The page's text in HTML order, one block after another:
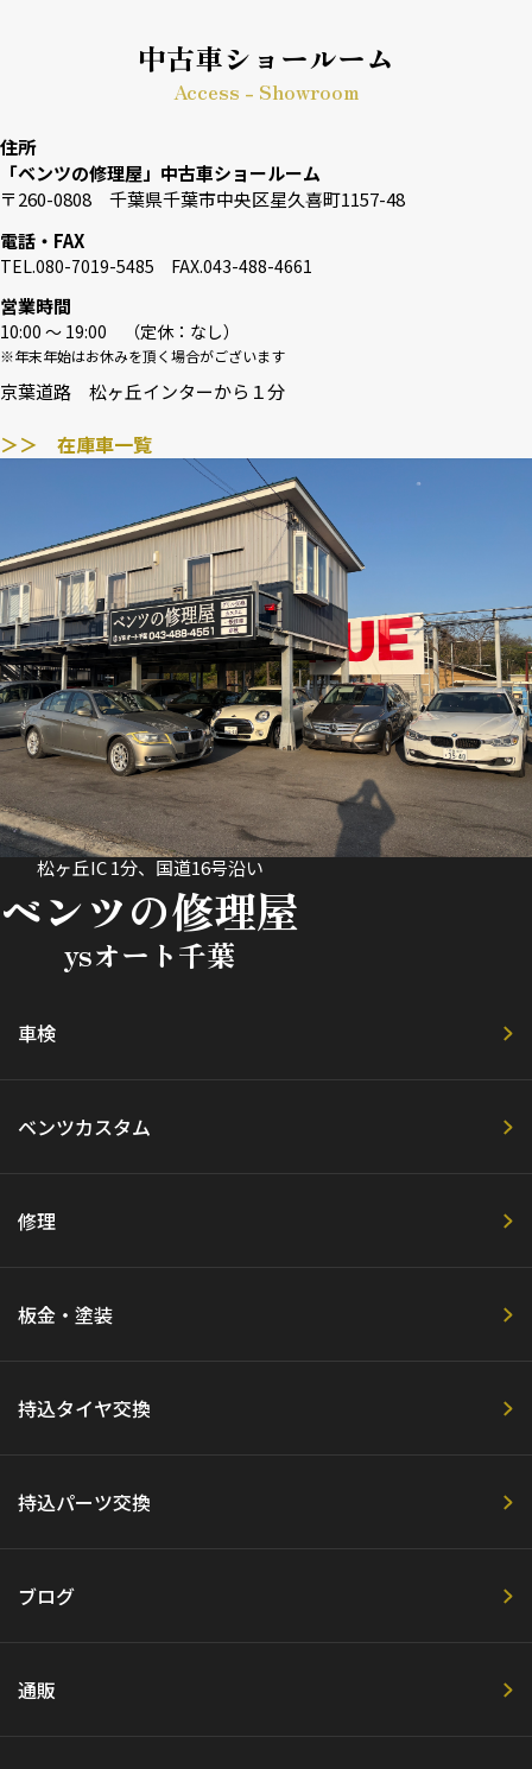
中古車ショールーム
Access - Showroom
住所
「ベンツの修理屋」中古車ショールーム
〒260-0808 千葉県千葉市中央区星久喜町1157-48
電話・FAX
TEL.080-7019-5485 FAX.043-488-4661
営業時間
10:00 〜 19:00 （定休：なし）
※年末年始はお休みを頂く場合がございます
京葉道路 松ヶ丘インターから１分
＞＞ 在庫車一覧
松ヶ丘IC 1分、国道16号沿い
ベンツの修理屋
ysオート千葉
車検
ベンツカスタム
修理
板金・塗装
持込タイヤ交換
持込パーツ交換
ブログ
通販